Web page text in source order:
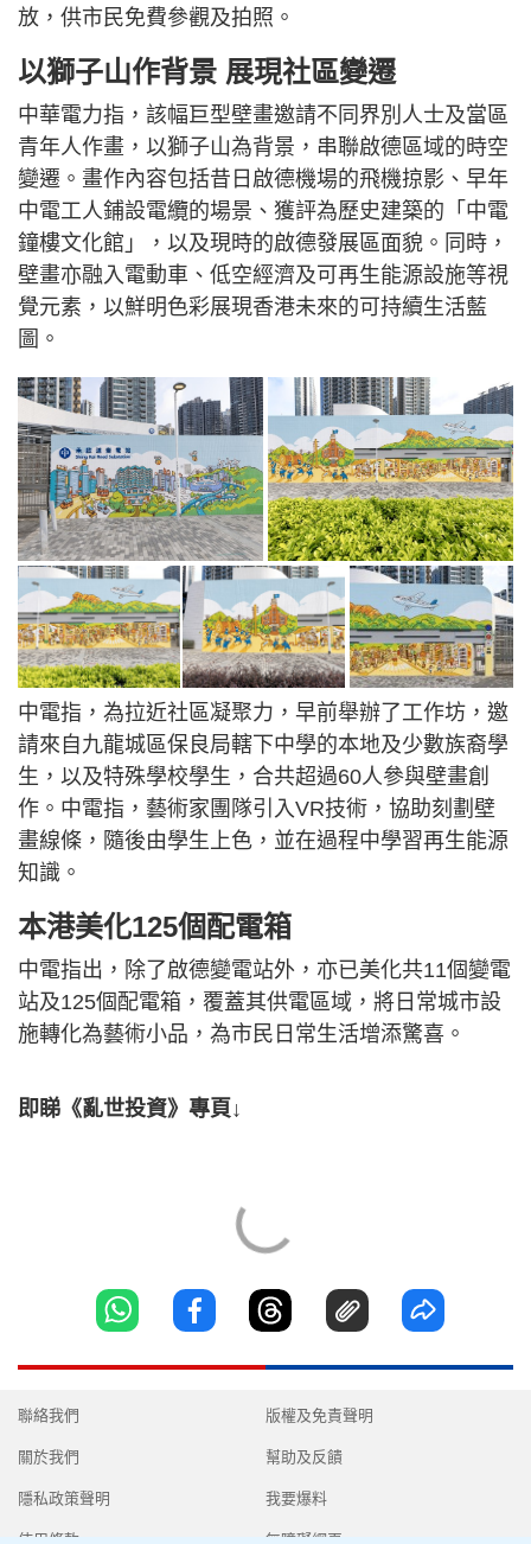
放，供市民免費參觀及拍照。
以獅子山作背景 展現社區變遷
中華電力指，該幅巨型壁畫邀請不同界別人士及當區
青年人作畫，以獅子山為背景，串聯啟德區域的時空
變遷。畫作內容包括昔日啟德機場的飛機掠影、早年
中電工人鋪設電纜的場景、獲評為歷史建築的「中電
鐘樓文化館」，以及現時的啟德發展區面貌。同時，
壁畫亦融入電動車、低空經濟及可再生能源設施等視
覺元素，以鮮明色彩展現香港未來的可持續生活藍
圖。
中電指，為拉近社區凝聚力，早前舉辦了工作坊，邀
請來自九龍城區保良局轄下中學的本地及少數族裔學
生，以及特殊學校學生，合共超過60人參與壁畫創
作。中電指，藝術家團隊引入VR技術，協助刻劃壁
畫線條，隨後由學生上色，並在過程中學習再生能源
知識。
本港美化125個配電箱
中電指出，除了啟德變電站外，亦已美化共11個變電
站及125個配電箱，覆蓋其供電區域，將日常城市設
施轉化為藝術小品，為市民日常生活增添驚喜。
即睇《亂世投資》專頁↓
聯絡我們
關於我們
隱私政策聲明
使用條款
版權及免責聲明
幫助及反饋
我要爆料
無障礙網頁